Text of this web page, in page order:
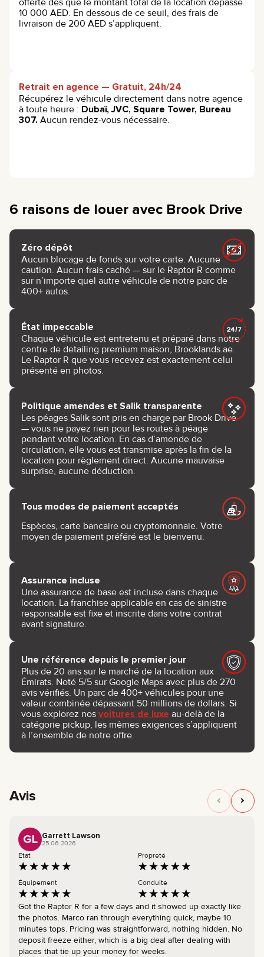
10 000 AED. En dessous de ce seuil, des frais de
livraison de 200 AED s’appliquent.
Retrait en agence — Gratuit, 24h/24
Récupérez le véhicule directement dans notre agence
à toute heure : Dubaï, JVC, Square Tower, Bureau
307. Aucun rendez-vous nécessaire.
6 raisons de louer avec Brook Drive
Zéro dépôt
Aucun blocage de fonds sur votre carte. Aucune
caution. Aucun frais caché — sur le Raptor R comme
sur n’importe quel autre véhicule de notre parc de
400+ autos.
État impeccable
Chaque véhicule est entretenu et préparé dans notre
centre de detailing premium maison, Brooklands.ae.
Le Raptor R que vous recevez est exactement celui
présenté en photos.
Politique amendes et Salik transparente
Les péages Salik sont pris en charge par Brook Drive
— vous ne payez rien pour les routes à péage
pendant votre location. En cas d’amende de
circulation, elle vous est transmise après la fin de la
location pour règlement direct. Aucune mauvaise
surprise, aucune déduction.
Tous modes de paiement acceptés
Espèces, carte bancaire ou cryptomonnaie. Votre
moyen de paiement préféré est le bienvenu.
Assurance incluse
Une assurance de base est incluse dans chaque
location. La franchise applicable en cas de sinistre
responsable est fixe et inscrite dans votre contrat
avant signature.
Une référence depuis le premier jour
Plus de 20 ans sur le marché de la location aux
Émirats. Noté 5/5 sur Google Maps avec plus de 270
avis vérifiés. Un parc de 400+ véhicules pour une
valeur combinée dépassant 50 millions de dollars. Si
vous explorez nos voitures de luxe au-delà de la
catégorie pickup, les mêmes exigences s’appliquent
à l’ensemble de notre offre.
Avis
GL Garrett Lawson
25.06.2026
État Propreté
Équipement Conduite
Got the Raptor R for a few days and it showed up exactly like
the photos. Marco ran through everything quick, maybe 10
minutes tops. Pricing was straightforward, nothing hidden. No
deposit freeze either, which is a big deal after dealing with
places that tie up your money for weeks.